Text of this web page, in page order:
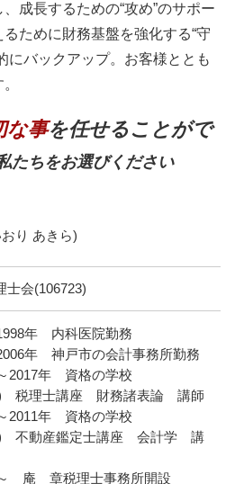
成長するための“攻め”のサポー
ために財務基盤を強化する“守
にバックアップ。お客様ととも
な事を任せることがで
たちをお選びください
り あきら)
士会(106723)
年 内科医院勤務
年 神戸市の会計事務所勤務
2017年 資格の学校
) 税理士講座 財務諸表論 講師
2011年 資格の学校
) 不動産鑑定士講座 会計学 講
庵 章税理士事務所開設